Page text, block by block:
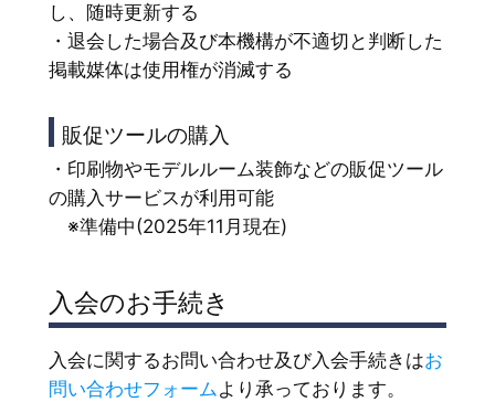
し、随時更新する
・退会した場合及び本機構が不適切と判断した
掲載媒体は使用権が消滅する
販促ツールの購入
・印刷物やモデルルーム装飾などの販促ツール
の購入サービスが利用可能
※準備中(2025年11月現在)
入会のお手続き
入会に関するお問い合わせ及び入会手続きはお
問い合わせフォームより承っております。